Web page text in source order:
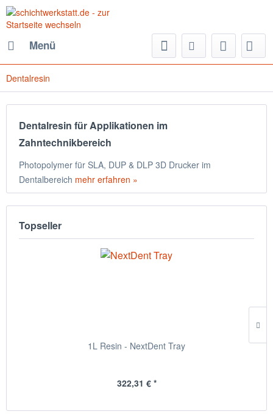
Menü
Dentalresin
Dentalresin für Applikationen im
Zahntechnikbereich
Photopolymer für SLA, DUP & DLP 3D Drucker im
Dentalbereich mehr erfahren »
Topseller
1L Resin - NextDent Tray
322,31 € *